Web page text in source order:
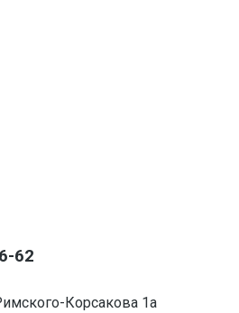
62
Корсакова 1а